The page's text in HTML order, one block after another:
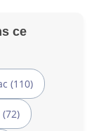
ce
(110)